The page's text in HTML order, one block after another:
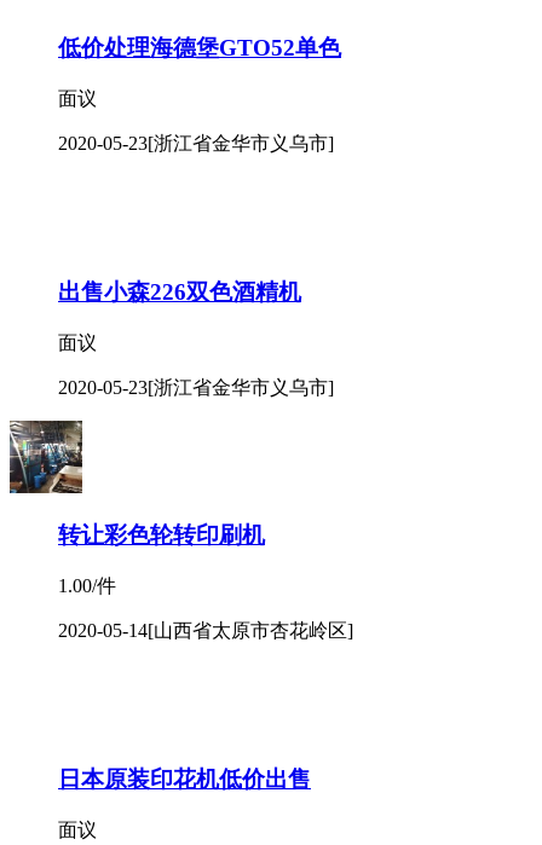
低价处理海德堡GTO52单色
面议
2020-05-23[浙江省金华市义乌市]
出售小森226双色酒精机
面议
2020-05-23[浙江省金华市义乌市]
转让彩色轮转印刷机
1.00/件
2020-05-14[山西省太原市杏花岭区]
日本原装印花机低价出售
面议